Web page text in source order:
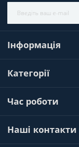
Інформація
Категорії
Час роботи
Наші контакти